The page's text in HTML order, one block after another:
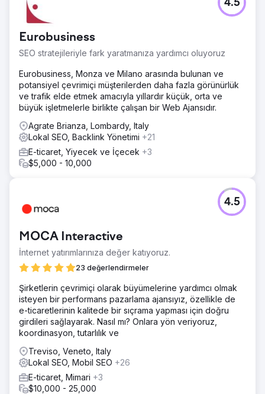
Eurobusiness
SEO stratejileriyle fark yaratmanıza yardımcı oluyoruz
4.5
Eurobusiness, Monza ve Milano arasında bulunan ve
potansiyel çevrimiçi müşterilerden daha fazla görünürlük
ve trafik elde etmek amacıyla yıllardır küçük, orta ve
büyük işletmelerle birlikte çalışan bir Web Ajansıdır.
Agrate Brianza, Lombardy, Italy
Lokal SEO, Backlink Yönetimi +21
E-ticaret, Yiyecek ve İçecek +3
$5,000 - 10,000
MOCA Interactive
İnternet yatırımlarınıza değer katıyoruz.
23 değerlendirmeler
4.5
Şirketlerin çevrimiçi olarak büyümelerine yardımcı olmak
isteyen bir performans pazarlama ajansıyız, özellikle de
e-ticaretlerinin kalitede bir sıçrama yapması için doğru
girdileri sağlayarak. Nasıl mı? Onlara yön veriyoruz,
koordinasyon, tutarlılık ve
Treviso, Veneto, Italy
Lokal SEO, Mobil SEO +26
E-ticaret, Mimari +3
$10,000 - 25,000